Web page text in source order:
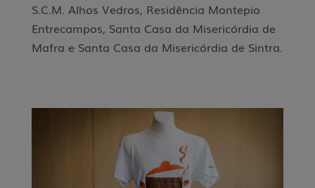
S.C.M. Alhos Vedros, Residência Montepio
Entrecampos, Santa Casa da Misericórdia de
Mafra e Santa Casa da Misericórdia de Sintra.